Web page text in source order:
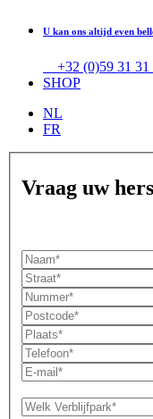
U kan ons altijd even
+32 (0)59 31 31
SHOP
NL
FR
Vraag uw